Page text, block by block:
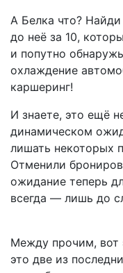
А Белка что?
до неё за 10,
и попутно
охлаждение
каршеринг!
И знаете, это ещё
динамическом
лишать некоторых
Отменили
ожидание теперь
всегда — лишь до
Между прочим, вот
это две из